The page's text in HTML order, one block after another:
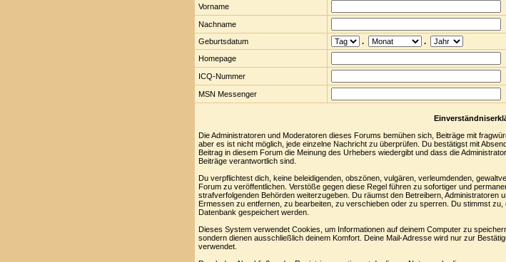
Vorname
Nachname
Geburtsdatum
.
.
Homepage
ICQ-Nummer
MSN Messenger
Die Administratoren und Moderatoren dieses Forums bemühen sich, Beiträge mit
aber es ist nicht möglich, jede einzelne Nachricht zu überprüfen. Du bestätigst mit
Beitrag in diesem Forum die Meinung des Urhebers wiedergibt und dass die
Beiträge verantwortlich sind.
Du verpflichtest dich, keine beleidigenden, obszönen, vulgären, verleumdenden,
Forum zu veröffentlichen. Verstöße gegen diese Regel führen zu sofortiger und
strafverfolgenden Behörden weiterzugeben. Du räumst den Betreibern,
Ermessen zu entfernen, zu bearbeiten, zu verschieben oder zu sperren. Du stimmst
Datenbank gespeichert werden.
Dieses System verwendet Cookies, um Informationen auf deinem Computer zu
sondern dienen ausschließlich deinem Komfort. Deine Mail-Adresse wird nur zur
verwendet.